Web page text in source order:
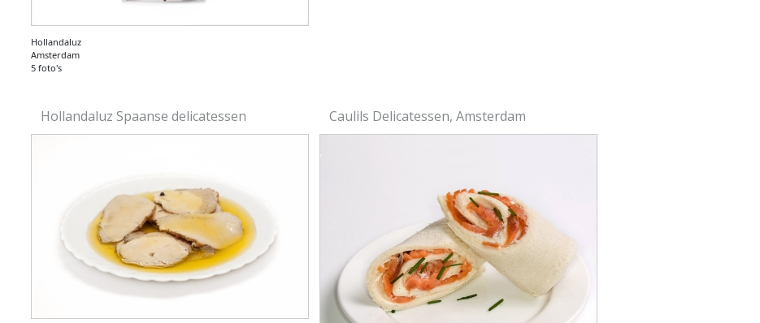
Hollandaluz
Amsterdam
5 foto's
Hollandaluz Spaanse delicatessen Caulils Delicatessen, Amsterdam